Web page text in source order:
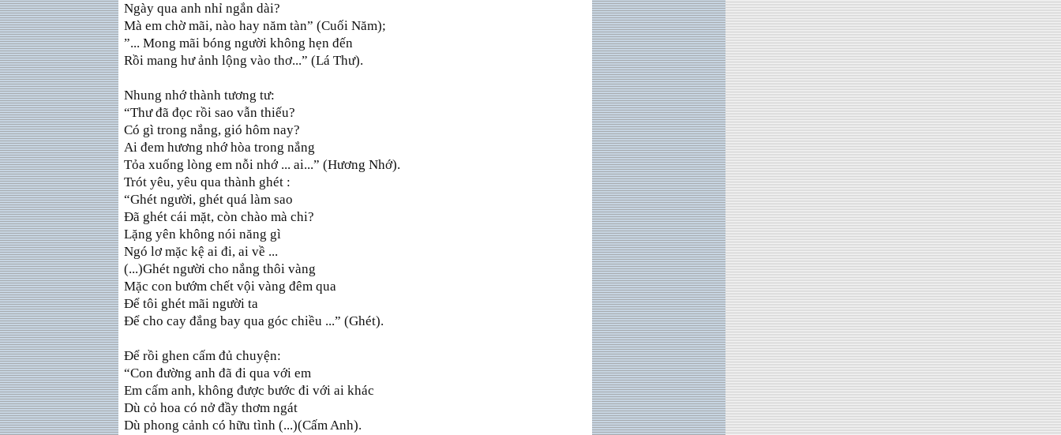
Ngày qua anh nhỉ ngắn dài?
Mà em chờ mãi, nào hay năm tàn” (Cuối Năm);
”... Mong mãi bóng người không hẹn đến
Rồi mang hư ảnh lộng vào thơ...” (Lá Thư).
Nhung nhớ thành tương tư:
“Thư đã đọc rồi sao vẫn thiếu?
Có gì trong nắng, gió hôm nay?
Ai đem hương nhớ hòa trong nắng
Tỏa xuống lòng em nỗi nhớ ... ai...” (Hương Nhớ).
Trót yêu, yêu qua thành ghét :
“Ghét người, ghét quá làm sao
Ðã ghét cái mặt, còn chào mà chi?
Lặng yên không nói năng gì
Ngó lơ mặc kệ ai đi, ai về ...
(...)Ghét người cho nắng thôi vàng
Mặc con bướm chết vội vàng đêm qua
Ðể tôi ghét mãi người ta
Ðể cho cay đắng bay qua góc chiều ...” (Ghét).
Ðể rồi ghen cấm đủ chuyện:
“Con đường anh đã đi qua với em
Em cấm anh, không được bước đi với ai khác
Dù cỏ hoa có nở đầy thơm ngát
Dù phong cảnh có hữu tình (...)(Cấm Anh).